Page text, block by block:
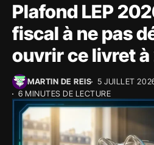
Plafond LEP
fiscal à ne pas
ouvrir ce livret à
MARTIN DE REIS
5 JUILLET
6 MINUTES DE LECTURE